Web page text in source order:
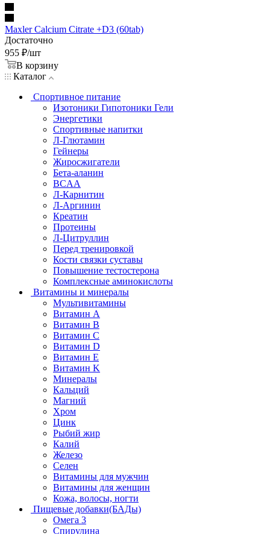
Maxler Calcium Citrate +D3 (60tab)
Достаточно
955 ₽/шт
В корзину
Каталог
Спортивное питание
Изотоники Гипотоники Гели
Энергетики
Спортивные напитки
Л-Глютамин
Гейнеры
Жиросжигатели
Бета-аланин
BCAA
Л-Карнитин
Л-Аргинин
Креатин
Протеины
Л-Цитруллин
Перед тренировкой
Кости связки суставы
Повышение тестостерона
Комплексные аминокислоты
Витамины и минералы
Мультивитамины
Витамин A
Витамин B
Витамин C
Витамин D
Витамин E
Витамин K
Минералы
Кальций
Магний
Хром
Цинк
Рыбий жир
Калий
Железо
Селен
Витамины для мужчин
Витамины для женщин
Кожа, волосы, ногти
Пищевые добавки(БАДы)
Омега 3
Спирулина